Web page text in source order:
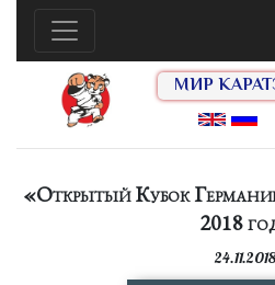
МИР
«Открытый Кубок
2018
24.11.2018